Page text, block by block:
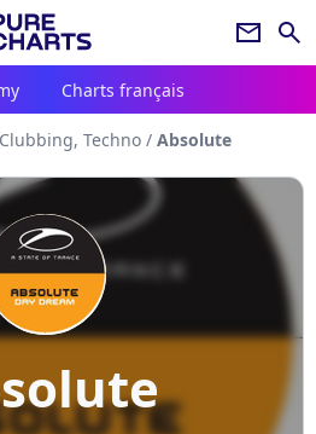
newsletter search
Charts français
Techno / Absolute